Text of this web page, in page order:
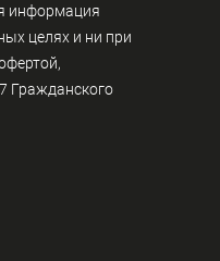
информация
целях и ни при
Гражданского